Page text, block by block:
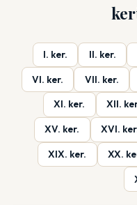
I. ker. II. ker.
VI. ker.
VII. ker.
XI. ker.
XII.
XV. ker.
XVI.
XIX. ker.
XX.